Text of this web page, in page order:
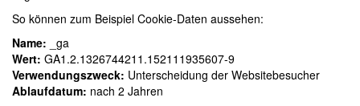
So können zum Beispiel Cookie-Daten aussehen:
Name: _ga
Wert: GA1.2.1326744211.152111935607-9
Verwendungszweck: Unterscheidung der Websitebesucher
Ablaufdatum: nach 2 Jahren